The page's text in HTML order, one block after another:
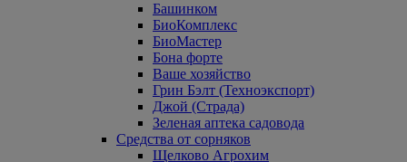
Башинком
БиоКомплекс
БиоМастер
Бона форте
Ваше хозяйство
Грин Бэлт (Техноэкспорт)
Джой (Страда)
Зеленая аптека садовода
Средства от сорняков
Щелково Агрохим